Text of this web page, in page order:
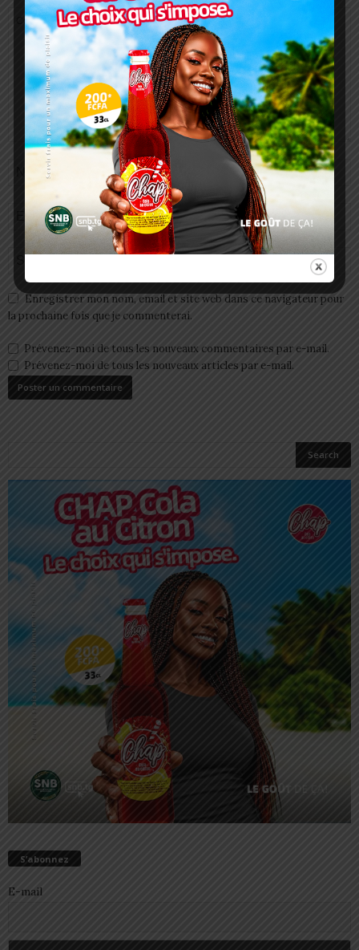
Enregistrer mon nom, email et site web dans ce navigateur pour
la prochaine fois que je commenterai.
Prévenez-moi de tous les nouveaux commentaires par e-mail.
Prévenez-moi de tous les nouveaux articles par e-mail.
S’abonnez
E-mail